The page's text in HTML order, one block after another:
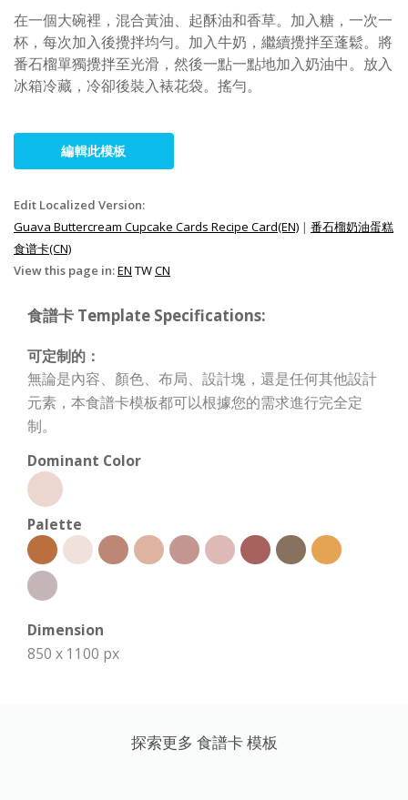
在一個大碗裡，混合黃油、起酥油和香草。加入糖，一次一
杯，每次加入後攪拌均勻。加入牛奶，繼續攪拌至蓬鬆。將
番石榴單獨攪拌至光滑，然後一點一點地加入奶油中。放入
冰箱冷藏，冷卻後裝入裱花袋。搖勻。
編輯此模板
Edit Localized Version:
Guava Buttercream Cupcake Cards Recipe Card(EN) | 番石榴奶油蛋糕
食谱卡(CN)
View this page in:EN TWCN
食譜卡 Template Specifications:
可定制的：
無論是內容、顏色、布局、設計塊，還是任何其他設計
元素，本食譜卡模板都可以根據您的需求進行完全定
制。
Dominant Color
Palette
Dimension
850 x 1100 px
探索更多 食譜卡 模板